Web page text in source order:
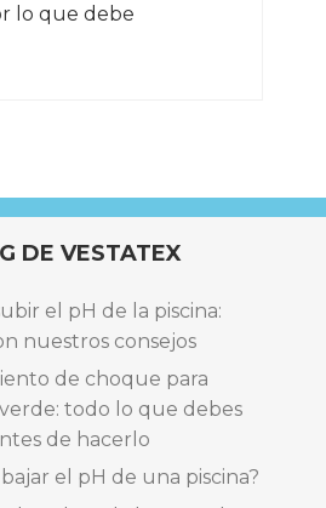
lo que debe
DE VESTATEX
el pH de la piscina:
nuestros consejos
de choque para
todo lo que debes
de hacerlo
el pH de una piscina?